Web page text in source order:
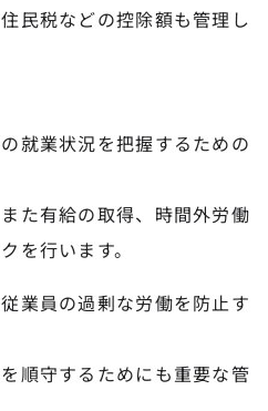
民税などの控除額も管理し
就業状況を把握するための
た有給の取得、時間外労働
を行います。
業員の過剰な労働を防止す
順守するためにも重要な管